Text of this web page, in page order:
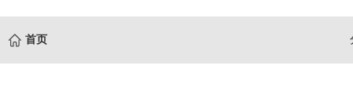
首页